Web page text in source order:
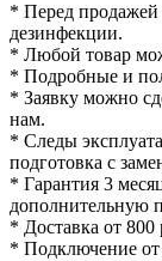
* Перед продажей
дезинфекции.
* Любой товар
* Подробные и
* Заявку можно
нам.
* Следы
подготовка с
* Гарантия 3
дополнительную
* Доставка от 800
* Подключение от